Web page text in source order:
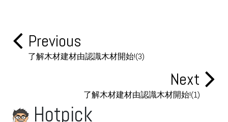
Previous
了解木材建材由認識木材開始!(3)
Next
了解木材建材由認識木材開始!(1)
Hotpick